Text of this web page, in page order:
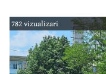
782 vizualizari